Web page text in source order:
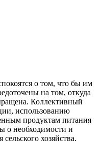
о том, что бы им
на том, откуда
Коллективный
использованию
продуктам питания
о необходимости и
хозяйства.